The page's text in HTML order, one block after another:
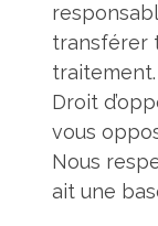
transférer
traitement.
Droit
vous
Nous
ait une